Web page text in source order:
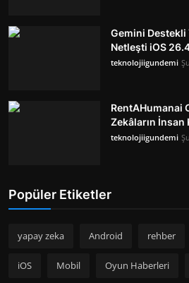
Gemini Destekli
Netleşti iOS
teknolojiigundemi
RentAHumanai
Zekâların İnsan
teknolojiigundemi
Popüler Etiketler
yapay zeka Android rehber
iOS Mobil Oyun Haberleri